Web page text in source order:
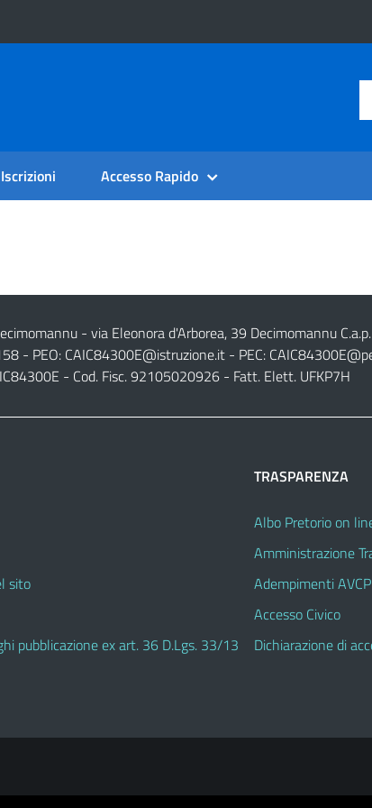
Iscrizioni Accesso Rapido
- via Eleonora d'Arborea, 39 Decimomannu
- PEO: CAIC84300E@istruzione.it- PEC:
- Cod. Fisc. 92105020926 - Fatt. Elett. UFKP7H
sito
pubblicazione ex art. 36 D.Lgs. 33/13
TRASPARENZA
Albo Pretorio on
Amministrazione
Adempimenti
Accesso Civico
Dichiarazione di